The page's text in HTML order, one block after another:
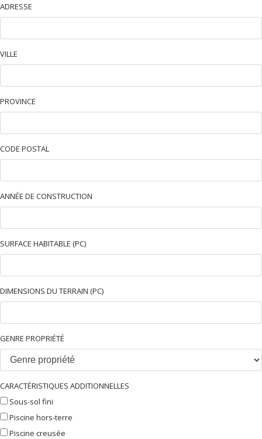
ADRESSE
VILLE
PROVINCE
CODE POSTAL
ANNÉE DE CONSTRUCTION
SURFACE HABITABLE (PC)
DIMENSIONS DU TERRAIN (PC)
GENRE PROPRIÉTÉ
CARACTÉRISTIQUES ADDITIONNELLES
Sous-sol fini
Piscine hors-terre
Piscine creusée